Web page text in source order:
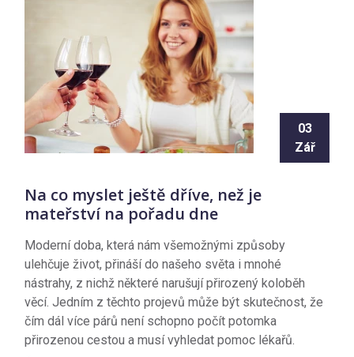
03
Zář
Na co myslet ještě dříve, než je
mateřství na pořadu dne
Moderní doba, která nám všemožnými způsoby
ulehčuje život, přináší do našeho světa i mnohé
nástrahy, z nichž některé narušují přirozený koloběh
věcí. Jedním z těchto projevů může být skutečnost, že
čím dál více párů není schopno počít potomka
přirozenou cestou a musí vyhledat pomoc lékařů.